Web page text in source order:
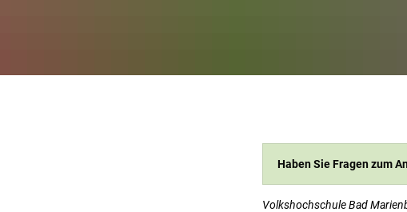
Haben Sie Fragen zum
Volkshochschule Bad